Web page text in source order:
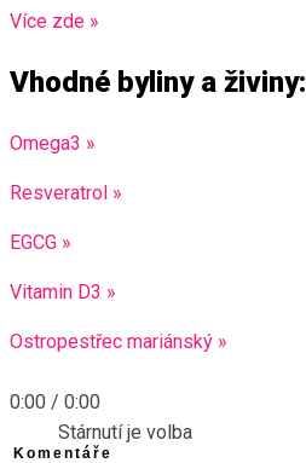
Více zde »
Vhodné byliny a živiny:
Omega3 »
Resveratrol »
EGCG »
Vitamin D3 »
Ostropestřec mariánský »
0:00 / 0:00
Stárnutí je volba
Komentáře